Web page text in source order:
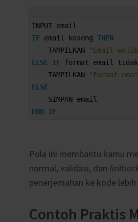
INPUT email
IF email kosong THEN
TAMPILKAN
"Email
ELSE IF format email tidak
TAMPILKAN
"Format
ELSE
SIMPAN email
END IF
Pola ini membantu kamu
normal, validasi, dan
penerjemahan ke kode lebih
Contoh Praktis